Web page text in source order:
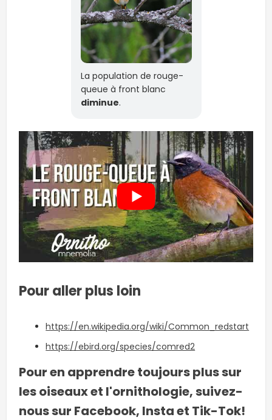
La population de rouge-
queue à front blanc
diminue.
Pour aller plus loin
https://en.wikipedia.org/wiki/Common_redstart
https://ebird.org/species/comred2
Pour en apprendre toujours plus sur
les oiseaux et l'ornithologie, suivez-
nous sur Facebook, Insta et Tik-Tok!